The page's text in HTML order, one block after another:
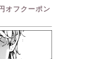
オフクーポン